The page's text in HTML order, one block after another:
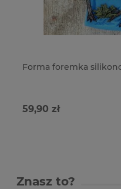
Forma foremka
59,90 zł
Znasz to?